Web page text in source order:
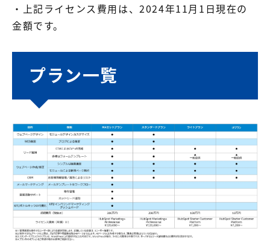
・上記ライセンス費用は、2024年11月1日現在の
金額です。
プラン一覧